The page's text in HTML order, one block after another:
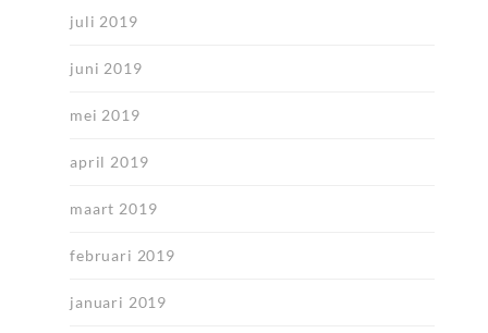
juli 2019
juni 2019
mei 2019
april 2019
maart 2019
februari 2019
januari 2019